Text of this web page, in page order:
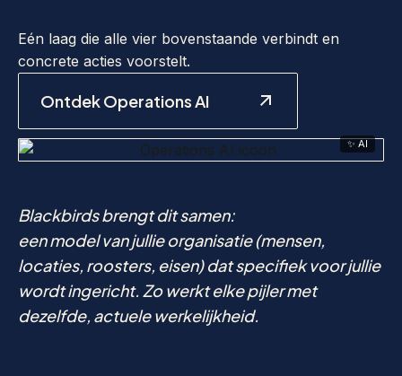
Eén laag die alle vier bovenstaande verbindt en
concrete acties voorstelt.
Ontdek Operations AI
✨ AI
Blackbirds brengt dit samen:
een model van jullie organisatie (mensen,
locaties, roosters, eisen) dat specifiek voor jullie
wordt ingericht. Zo werkt elke pijler met
dezelfde, actuele werkelijkheid.